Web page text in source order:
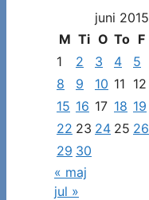
at
se
specifikke
indlæg
juni 2015
M Ti O To F
1
2 3 4 5
8
9 10 11 12
15 16 17 18 19
22 23 24 25 26
29 30
« maj
jul »